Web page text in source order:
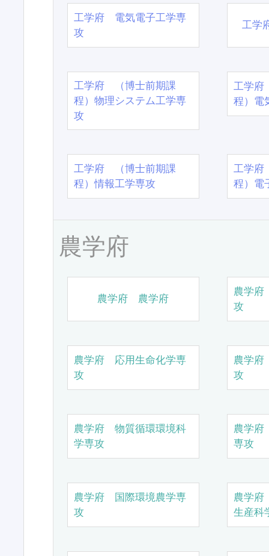
工学府 電気電子工学専
攻
工学
工学府 （博士前期課
程）物理システム工学専
攻
工学
程）電
工学府 （博士前期課
程）情報工学専攻
工学
程）電
農学府
農学府 農学府
農学
攻
農学府 応用生命化学専
攻
農学
攻
農学府 物質循環環境科
学専攻
農学
専攻
農学府 国際環境農学専
攻
農学
生産科